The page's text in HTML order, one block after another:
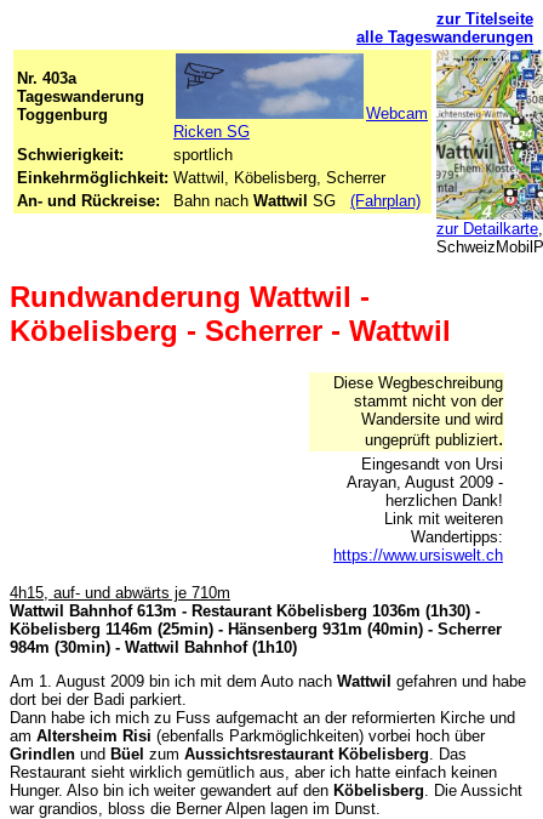
zur Titelseite
alle Tageswanderungen
Nr. 403a
Tageswanderung
Toggenburg
Webcam
Ricken SG
Schwierigkeit:
sportlich
Einkehrmöglichkeit: Wattwil, Köbelisberg, Scherrer
An- und Rückreise:
Bahn nach Wattwil SG (Fahrplan)
zur Detailkarte
Rundwanderung Wattwil -
Köbelisberg - Scherrer - Wattwil
Diese Wegbeschreibung
stammt nicht von der
Wandersite und wird
ungeprüft publiziert.
Eingesandt von Ursi
Arayan, August 2009 -
herzlichen Dank!
Link mit weiteren
Wandertipps:
https://www.ursiswelt.ch
4h15, auf- und abwärts je 710m
Wattwil Bahnhof 613m - Restaurant Köbelisberg 1036m (1h30) -
Köbelisberg 1146m (25min) - Hänsenberg 931m (40min) - Scherrer
984m (30min) - Wattwil Bahnhof (1h10)
Am 1. August 2009 bin ich mit dem Auto nach Wattwil gefahren und habe
dort bei der Badi parkiert.
Dann habe ich mich zu Fuss aufgemacht an der reformierten Kirche und
am Altersheim Risi (ebenfalls Parkmöglichkeiten) vorbei hoch über
Grindlen und Büel zum Aussichtsrestaurant Köbelisberg . Das
Restaurant sieht wirklich gemütlich aus, aber ich hatte einfach keinen
Hunger. Also bin ich weiter gewandert auf den Köbelisberg . Die Aussicht
war grandios, bloss die Berner Alpen lagen im Dunst.